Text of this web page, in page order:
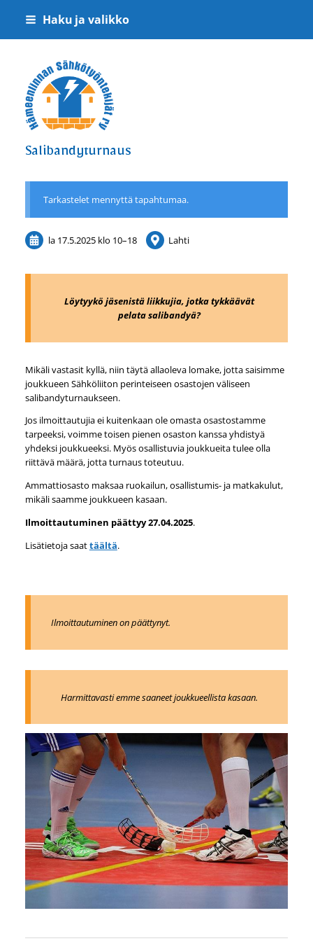
Siirry
sivun
sisältöön
Haku ja valikko
Hämeenlinnan Sähkötyöntekijät ry
Salibandyturnaus
Tarkastelet mennyttä tapahtumaa.
la 17.5.2025 klo 10–18 Lahti
Löytyykö jäsenistä liikkujia, jotka tykkäävät
pelata salibandyä?
Mikäli vastasit kyllä, niin täytä allaoleva lomake, jotta saisimme
joukkueen Sähköliiton perinteiseen osastojen väliseen
salibandyturnaukseen.
Jos ilmoittautujia ei kuitenkaan ole omasta osastostamme
tarpeeksi, voimme toisen pienen osaston kanssa yhdistyä
yhdeksi joukkueeksi. Myös osallistuvia joukkueita tulee olla
riittävä määrä, jotta turnaus toteutuu.
Ammattiosasto maksaa ruokailun, osallistumis- ja matkakulut,
mikäli saamme joukkueen kasaan.
Ilmoittautuminen päättyy 27.04.2025.
Lisätietoja saattäältä.
Ilmoittautuminen on päättynyt.
Harmittavasti emme saaneet joukkueellista kasaan.